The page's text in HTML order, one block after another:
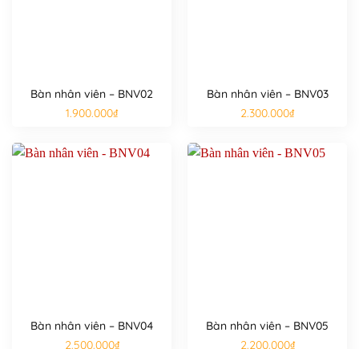
Bàn nhân viên – BNV02
1.900.000₫
Bàn nhân viên – BNV03
2.300.000₫
Bàn nhân viên – BNV04
2.500.000₫
Bàn nhân viên – BNV05
2.200.000₫